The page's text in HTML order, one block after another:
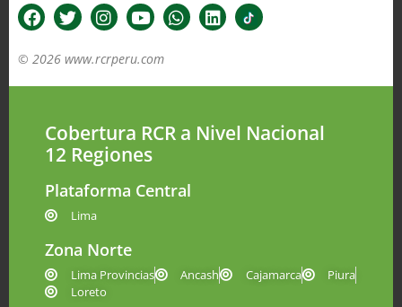
© 2026 www.rcrperu.com
Cobertura RCR a Nivel Nacional
12 Regiones
Plataforma Central
Lima
Zona Norte
Lima Provincias Ancash Cajamarca
Piura
Loreto